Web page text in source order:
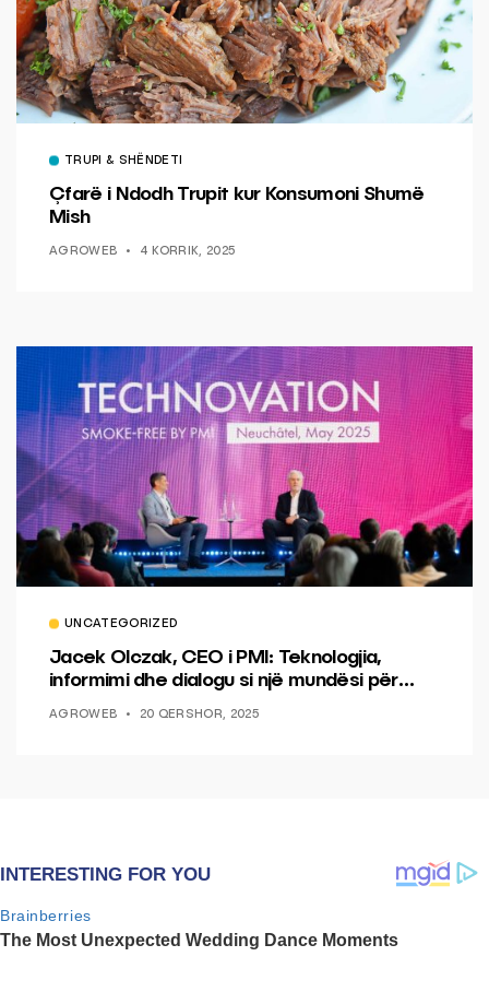
TRUPI & SHËNDETI
Çfarë i Ndodh Trupit kur Konsumoni Shumë
Mish
AGROWEB 4 KORRIK, 2025
UNCATEGORIZED
Jacek Olczak, CEO i PMI: Teknologjia,
informimi dhe dialogu si një mundësi për
AGROWEB 20 QERSHOR, 2025